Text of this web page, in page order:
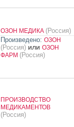
ОЗОН МЕДИКА (Россия)
Произведено: ОЗОН
(Россия)или ОЗОН
ФАРМ (Россия)
ПРОИЗВОДСТВО
МЕДИКАМЕНТОВ
(Россия)